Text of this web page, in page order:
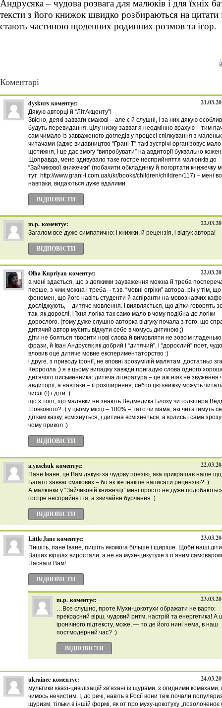
Андрусяка – чудова розвага для малюків і для їхніх
тексти з його книжок швидко розбираються на цитати
стають частиною щоденних родинних розмов та ігор.
Коментарі
dyskurs коментує:
Дякую авторці й “ЛітАкценту”!
Звісно, деякі завваги смакові – але є й слушні, і за них дякую
будуть перевидання, цілу низку завваг я неодмінно врахую – тим
сам чимало із завваженого догледів у процесі спілкування з
читачами (адже видавництво “Грані-Т” такі зустрічі організовує
щотижня, і це дає змогу “випробувати” на авдиторії буквально кожен
Щоправда, мене здивувало таке гостре несприйняття малюнків до
“Зайчикової книжечки” (побачити обкладинку й погортати книжечку
тут: http://www.grani-t.com.ua/ukr/books/children/children/117) – мені
навпаки, видаються дуже вдалими.
ВІДПОВІCТИ
m.p. коментує:
Загалом все дуже симпатично: і книжки, й рецензія, і відгук автора!
ВІДПОВІCТИ
Olha Kupriyan коментує:
а мені здається, що з деякими зауваження можна й треба
перше, з чим можна і треба – т.зв. “мовні огріхи” автора. річ у тім,
феномен, що його навіть студенти й аспіранти на мовознавчих
досліджують, – дитяче мовлення. і виявляється, що дітки говорять
так, як дорослі, і їхня логіка так само мало в чому подібна до логіки
дорослого. (тому дуже слушно авторка відгуку почала з того, що
дитячий автор мусить відчути себе в чомусь дитиною ;)
діти не бояться творити нові слова й вимовляти не зовсім гладенько
фрази, й Іван Андрусяк як добрий і “дитячий”, і “дорослий” поет,
вловив оце дитяче мовне експериментаторство :)
і друге. з приводу іронії, не вповні зрозумілій малятам. достатньо
Керролла ;) я в цьому випадку завжди пригадую слова одного
дитячого письменника: дитяча література – це аж ніяк не звуження
авдиторії, а навпаки – її розширення; себто цю книжку можуть
числі (!) і діти :)
що з того, що малявки не знають Ведмедика Блоху чи голкіпера
Шовкового? :) у цьому місці – 100% – тато чи мама, які читатимуть
діткам казку, всміхнуться, і дитина всміхнеться, а колись і сама
чому прикол :)
ВІДПОВІCТИ
a.yaschuk коментує:
Пане Іване, це Вам дякую за чудову поезію, яка прикрашає наше
Багато завваг смакових – бо як же інакше написати рецензію? :)
А малюнки у “Зайчиковій книжечці” мені просто не дуже
гостре несприйняття, а звичайне бурчання :)
ВІДПОВІCТИ
Little Jane коментує:
Пишіть, пане Іване, пишіть якомога більше і щиріше. Щоби наші
Ваших віршах виростали, а не на мухе-цикутухе з п’яним
Наснаги Вам!
ВІДПОВІCТИ
m.p. коментує:
…Все слушно, проте Мухи-цокотухи ображати не варто:
прекрасний вірш, чудовий ритм, настрій та енергетика! А
іронічного підтексту, може, — то де його нині нема, в наш
постмодерний час? :)
ВІДПОВІCТИ
ukrainec коментує:
мультики квазі-цивілізацій зв’язані із щурами, з огидними
чимось нечистим. І, до речі, навіть в Росії вони теж почали
щуризм, тільки в іншій формі, як от про муху-цокотуху „позолоченоє